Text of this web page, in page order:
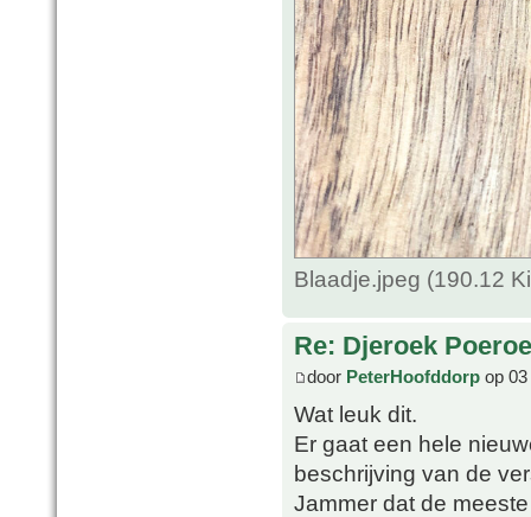
Blaadje.jpeg (190.12
Re: Djeroek
door PeterHoofddorp op
Wat leuk dit.
Er gaat een hele
beschrijving van de
Jammer dat de